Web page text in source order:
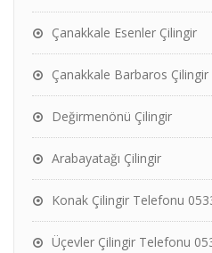
Çanakkale Esenler Çilingir
Çanakkale Barbaros Çilingir
Değirmenönü Çilingir
Arabayatağı Çilingir
Konak Çilingir Telefonu
Üçevler Çilingir Telefonu